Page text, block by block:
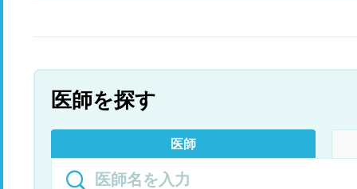
医師を探す
医師